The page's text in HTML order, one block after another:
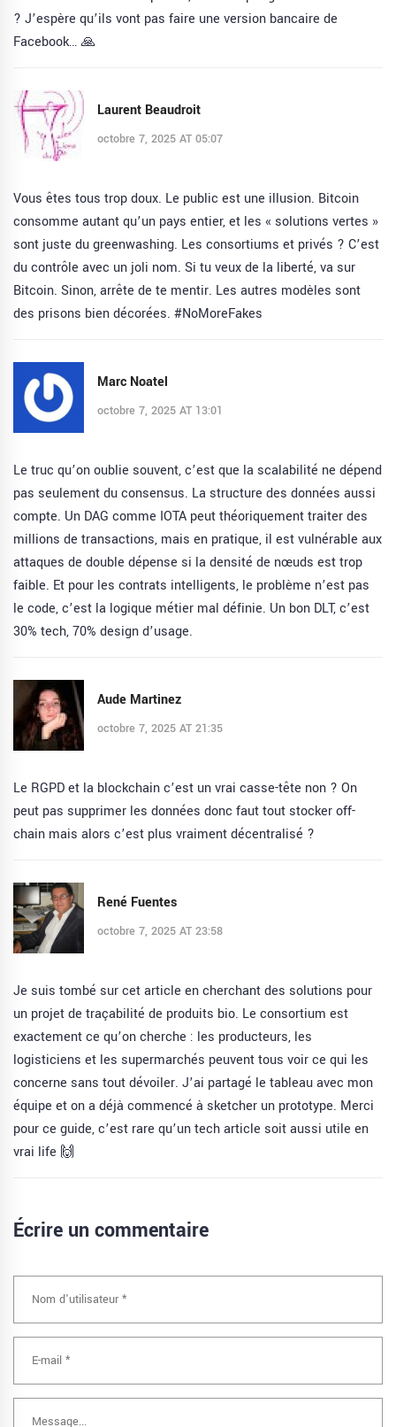
? J’espère qu’ils vont pas faire une version bancaire de
Facebook… 🙏
Laurent Beaudroit
octobre 7, 2025 AT 05:07
Vous êtes tous trop doux. Le public est une illusion. Bitcoin
consomme autant qu’un pays entier, et les « solutions vertes »
sont juste du greenwashing. Les consortiums et privés ? C’est
du contrôle avec un joli nom. Si tu veux de la liberté, va sur
Bitcoin. Sinon, arrête de te mentir. Les autres modèles sont
des prisons bien décorées. #NoMoreFakes
Marc Noatel
octobre 7, 2025 AT 13:01
Le truc qu’on oublie souvent, c’est que la scalabilité ne dépend
pas seulement du consensus. La structure des données aussi
compte. Un DAG comme IOTA peut théoriquement traiter des
millions de transactions, mais en pratique, il est vulnérable aux
attaques de double dépense si la densité de nœuds est trop
faible. Et pour les contrats intelligents, le problème n’est pas
le code, c’est la logique métier mal définie. Un bon DLT, c’est
30% tech, 70% design d’usage.
Aude Martinez
octobre 7, 2025 AT 21:35
Le RGPD et la blockchain c’est un vrai casse-tête non ? On
peut pas supprimer les données donc faut tout stocker off-
chain mais alors c’est plus vraiment décentralisé ?
René Fuentes
octobre 7, 2025 AT 23:58
Je suis tombé sur cet article en cherchant des solutions pour
un projet de traçabilité de produits bio. Le consortium est
exactement ce qu’on cherche : les producteurs, les
logisticiens et les supermarchés peuvent tous voir ce qui les
concerne sans tout dévoiler. J’ai partagé le tableau avec mon
équipe et on a déjà commencé à sketcher un prototype. Merci
pour ce guide, c’est rare qu’un tech article soit aussi utile en
vrai life 🙌
Écrire un commentaire